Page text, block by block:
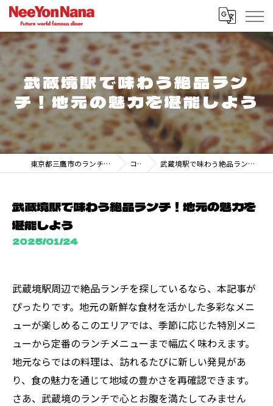
武蔵境駅で味わう絶品ラン
チ！地元の魅力を堪能しよう
東京都三鷹市のランチなら247 DINER MITAKA コラム 武蔵境駅で味わう絶品ランチ！地元の魅力を堪能しよう
武蔵境駅で味わう絶品ランチ！地元の魅力を
堪能しよう
2025/01/24
武蔵境駅周辺で絶品ランチを探しているなら、本記事が
ぴったりです。地元の新鮮な食材を活かした多彩なメニ
ューが楽しめるこのエリアでは、季節に応じた特別メニ
ューから定番のランチメニューまで幅広く味わえます。
地元ならではの料理は、訪れるたびに新しい発見があ
り、食の魅力を通じて地域の豊かさを再確認できます。
さあ、武蔵境のランチで心とお腹を満たしてみません